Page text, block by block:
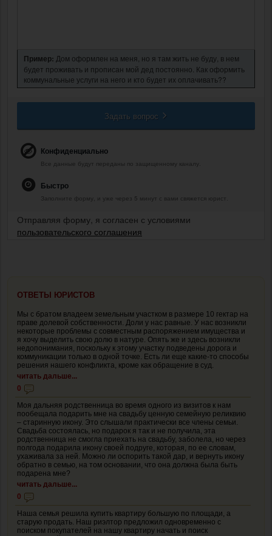
Пример: Дом оформлен на меня, но я там жить не буду, в нем
будет проживать и прописан мой дед постоянно. Как оформить
коммунальные услуги на него и кто будет их оплачивать??
Задать вопрос
Конфиденциально
Все данные будут переданы по защищенному каналу.
Быстро
Заполните форму, и уже через 5 минут с вами свяжется юрист.
Отправляя форму, я согласен с условиями
пользовательского соглашения
ОТВЕТЫ ЮРИСТОВ
Мы с братом владеем земельным участком в размере 10 гектар на
праве долевой собственности. Доли у нас равные. У нас возникли
некоторые проблемы с совместным распоряжением имущества и
я хочу выделить свою долю в натуре. Опять же и здесь возникли
недопонимания, поскольку к этому участку подведены дорога и
коммуникации только в одной точке. Есть ли еще какие-то способы
решения нашего конфликта, кроме как обращение в суд.
читать дальше...
0
Моя дальняя родственница во время одного из визитов к нам
пообещала подарить мне на свадьбу ценную семейную реликвию
– старинную икону. Это слышали практически все члены семьи.
Свадьба состоялась, но подарок я так и не получила, эта
родственница не смогла приехать на свадьбу, заболела, но через
полгода подарила икону своей подруге, которая, по ее словам,
ухаживала за ней. Можно ли оспорить такой дар, и вернуть икону
обратно в семью, на том основании, что она должна была быть
подарена мне?
читать дальше...
0
Наша семья решила купить квартиру большую по площади, а
старую продать. Наш риэлтор предложил одновременно с
поиском покупателей на нашу квартиру начать и поиск